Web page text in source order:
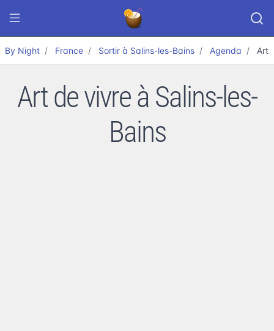
By Night France Sortir à Salins-les-Bains Agenda Art
Art de vivre à Salins-les-
Bains